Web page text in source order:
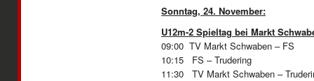
Sonntag, 24. November:
U12m-2 Spieltag bei Markt
09:00 TV Markt Schwaben – FS
10:15 FS – Trudering
11:30 TV Markt Schwaben –